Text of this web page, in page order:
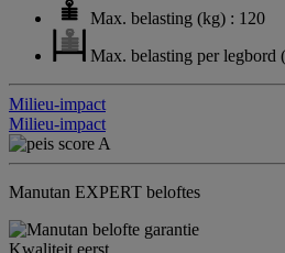
Max. belasting (kg) : 120
Max. belasting per legbord
Milieu-impact
Milieu-impact
Manutan EXPERT beloftes